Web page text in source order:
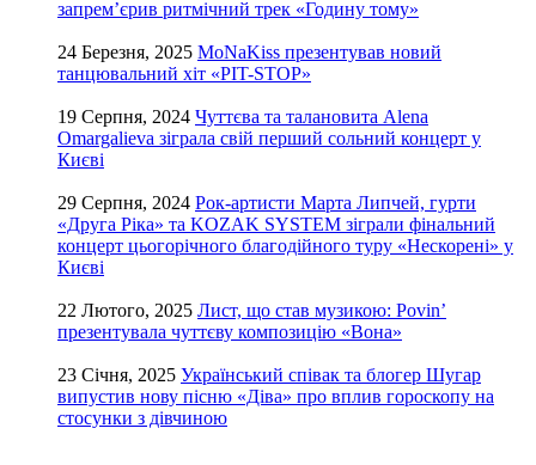
запрем’єрив ритмічний трек «Годину тому»
24 Березня, 2025 MoNaKiss презентував новий
танцювальний хіт «PIT-STOP»
19 Серпня, 2024 Чуттєва та талановита Alena
Omargalieva зіграла свій перший сольний концерт у
Києві
29 Серпня, 2024 Рок-артисти Марта Липчей, гурти
«Друга Ріка» та KOZAK SYSTEM зіграли фінальний
концерт цьогорічного благодійного туру «Нескорені» у
Києві
22 Лютого, 2025 Лист, що став музикою: Povin’
презентувала чуттєву композицію «Вона»
23 Січня, 2025 Український співак та блогер Шугар
випустив нову пісню «Діва» про вплив гороскопу на
стосунки з дівчиною